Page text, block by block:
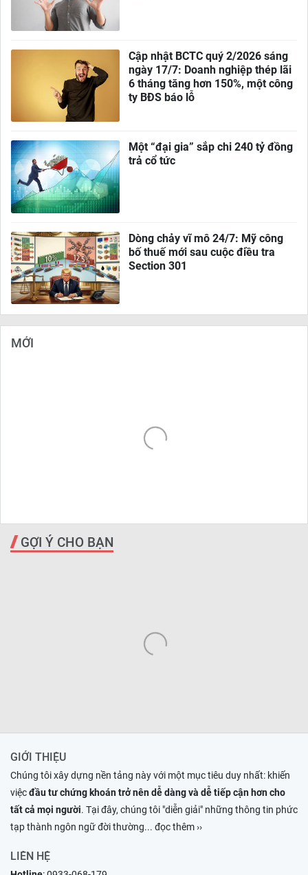
Cập nhật BCTC quý 2/2026 sáng
ngày 17/7: Doanh nghiệp thép lãi
6 tháng tăng hơn 150%, một công
ty BĐS báo lỗ
Một “đại gia” sắp chi 240 tỷ đồng
trả cổ tức
Dòng chảy vĩ mô 24/7: Mỹ công
bố thuế mới sau cuộc điều tra
Section 301
MỚI
GỢI Ý CHO BẠN
GIỚI THIỆU
Chúng tôi xây dựng nền tảng này với một mục tiêu duy nhất: khiến
việcđầu tư chứng khoán trở nên dễ dàng và dễ tiếp cận hơn cho
tất cả mọi người. Tại đây, chúng tôi "diễn giải" những thông tin phức
tạp thành ngôn ngữ đời thường... đọc thêm ››
LIÊN HỆ